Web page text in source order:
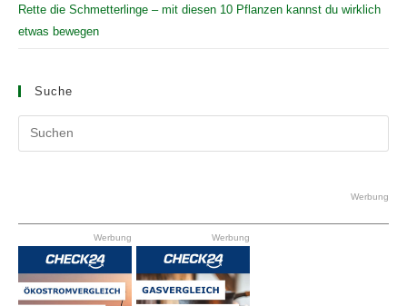
Rette die Schmetterlinge – mit diesen 10 Pflanzen kannst du wirklich
etwas bewegen
Suche
the
Werbung
Werbung Werbung